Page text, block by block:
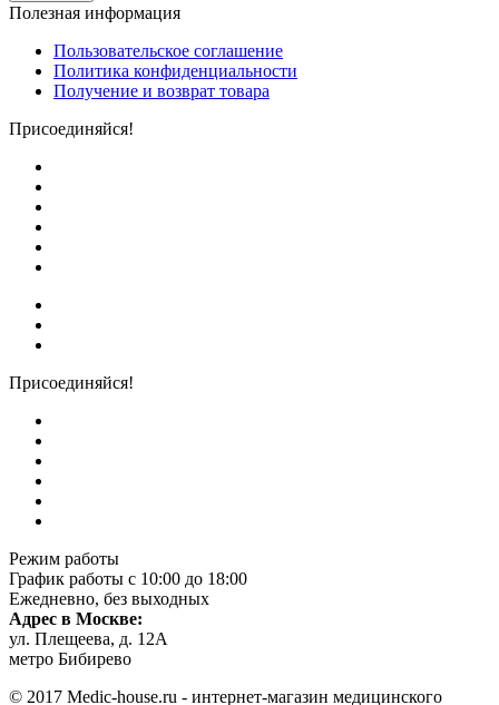
Полезная информация
Пользовательское соглашение
Политика конфиденциальности
Получение и возврат товара
Присоединяйся!
Присоединяйся!
Режим работы
График работы с 10:00 до 18:00
Ежедневно, без выходных
Адрес в Москве:
ул. Плещеева, д. 12А
метро Бибирево
© 2017 Medic-house.ru - интернет-магазин медицинского